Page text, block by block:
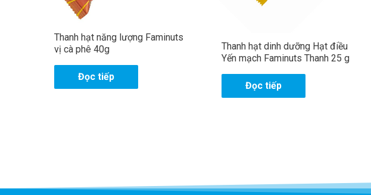
Thanh hạt năng lượng Faminuts
vị cà phê 40g
Đọc tiếp
Thanh hạt dinh dưỡng Hạt điều
Yến mạch Faminuts Thanh 25 g
Đọc tiếp